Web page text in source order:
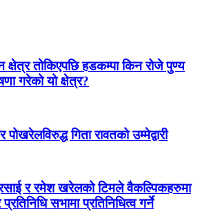
क्षेत्र तोकिएपछि हडकम्पा किन रोजे पुण्य
गरेको यो क्षेत्र?
गिता रावतको उम्मेद्वारी
र रमेश खरेलको टिमले वैकल्पिकहरुमा
सभामा प्रतिनिधित्व गर्ने